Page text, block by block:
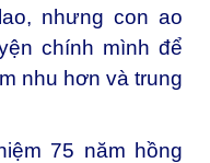
nhưng con ao
chính mình để
nhu hơn và trung
75 năm hồng